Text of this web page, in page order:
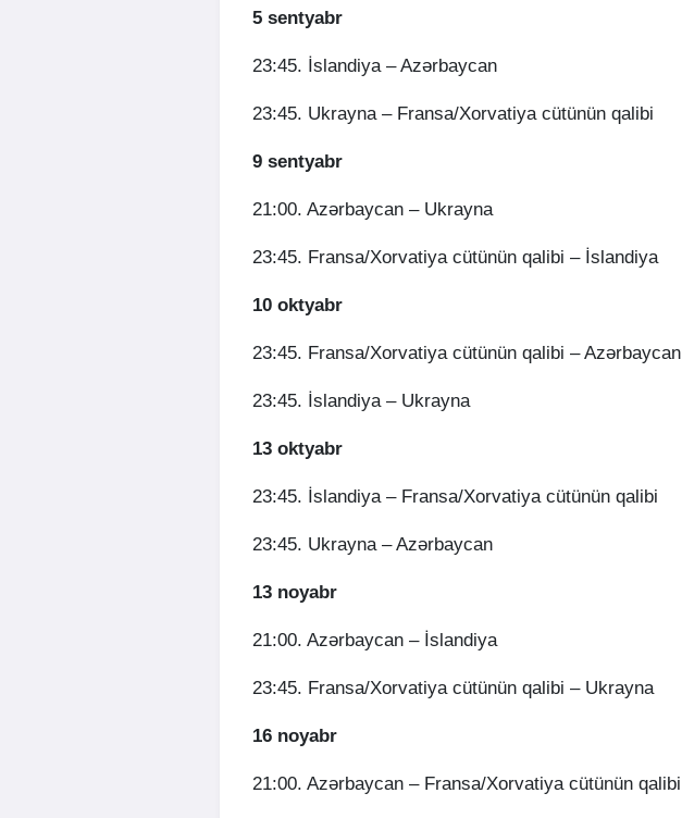
5 sentyabr
23:45. İslandiya – Azərbaycan
23:45. Ukrayna – Fransa/Xorvatiya cütünün qalibi
9 sentyabr
21:00. Azərbaycan – Ukrayna
23:45. Fransa/Xorvatiya cütünün qalibi – İslandiya
10 oktyabr
23:45. Fransa/Xorvatiya cütünün qalibi – Azərbaycan
23:45. İslandiya – Ukrayna
13 oktyabr
23:45. İslandiya – Fransa/Xorvatiya cütünün qalibi
23:45. Ukrayna – Azərbaycan
13 noyabr
21:00. Azərbaycan – İslandiya
23:45. Fransa/Xorvatiya cütünün qalibi – Ukrayna
16 noyabr
21:00. Azərbaycan – Fransa/Xorvatiya cütünün qalibi